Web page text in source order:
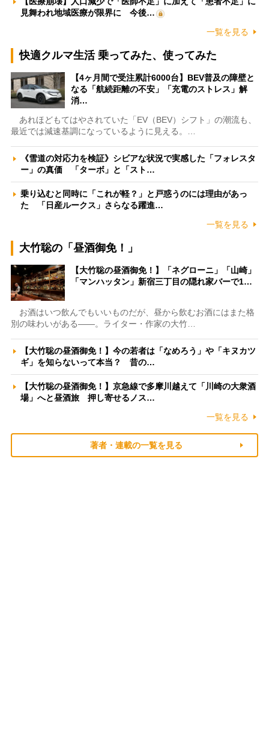
見舞われ地域医療が限界に 今後…
一覧を見る
快適クルマ生活 乗ってみた、使ってみた
【4ヶ月間で受注累計6000台】BEV普及の障壁と
なる「航続距離の不安」「充電のストレス」解
消…
あれほどもてはやされていた「EV（BEV）シフト」の潮流も、
最近では減速基調になっているように見える。…
《雪道の対応力を検証》シビアな状況で実感した「フォレスタ
ー」の真価 「ターボ」と「スト…
乗り込むと同時に「これが軽？」と戸惑うのには理由があっ
た 「日産ルークス」さらなる躍進…
一覧を見る
大竹聡の「昼酒御免！」
【大竹聡の昼酒御免！】「ネグローニ」「山崎」
「マンハッタン」新宿三丁目の隠れ家バーで1…
お酒はいつ飲んでもいいものだが、昼から飲むお酒にはまた格
別の味わいがある――。ライター・作家の大竹…
【大竹聡の昼酒御免！】今の若者は「なめろう」や「キヌカツ
ギ」を知らないって本当？ 昔の…
【大竹聡の昼酒御免！】京急線で多摩川越えて「川崎の大衆酒
場」へと昼酒旅 押し寄せるノス…
一覧を見る
著者・連載の一覧を見る